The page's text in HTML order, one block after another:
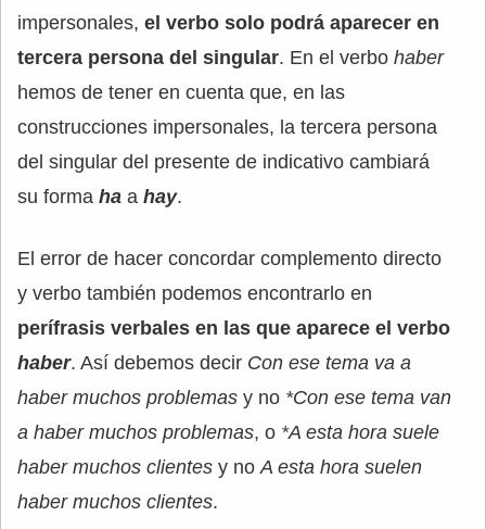
impersonales, el verbo solo podrá aparecer en
tercera persona del singular. En el verbo haber
hemos de tener en cuenta que, en las
construcciones impersonales, la tercera persona
del singular del presente de indicativo cambiará
su forma ha a hay.
El error de hacer concordar complemento directo
y verbo también podemos encontrarlo en
perífrasis verbales en las que aparece el verbo
haber. Así debemos decir Con ese tema va a
haber muchos problemas y no *Con ese tema van
a haber muchos problemas, o *A esta hora suele
haber muchos clientes y noA esta hora suelen
haber muchos clientes.